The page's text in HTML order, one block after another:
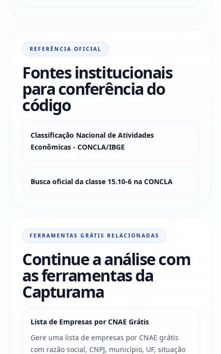
REFERÊNCIA OFICIAL
Fontes institucionais
para conferência do
código
Classificação Nacional de Atividades
Econômicas - CONCLA/IBGE
Busca oficial da classe 15.10-6 na CONCLA
FERRAMENTAS GRÁTIS RELACIONADAS
Continue a análise com
as ferramentas da
Capturama
Lista de Empresas por CNAE Grátis
Gere uma lista de empresas por CNAE grátis
com razão social, CNPJ, município, UF, situação